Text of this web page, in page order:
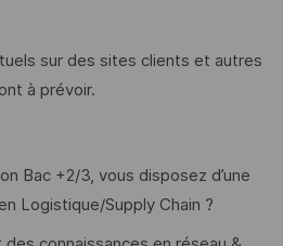
sur des sites clients et autres
à prévoir.
Bac +2/3, vous disposez d’une
Logistique/Supply Chain ?